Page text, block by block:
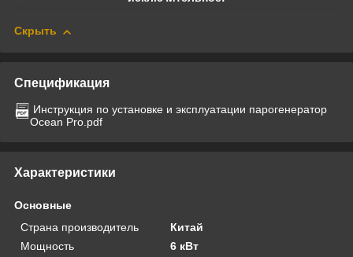
Скрыть
Спецификация
Инструкция по установке и эксплуатации парогенератор
Ocean Pro.pdf
Характеристики
Основные
Страна производитель
Китай
Мощность
6 кВт